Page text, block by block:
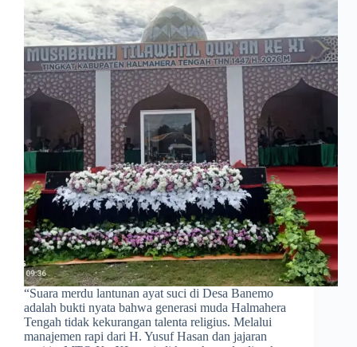
“Suara merdu lantunan ayat suci di Desa Banemo
adalah bukti nyata bahwa generasi muda Halmahera
Tengah tidak kekurangan talenta religius. Melalui
manajemen rapi dari H. Yusuf Hasan dan jajaran